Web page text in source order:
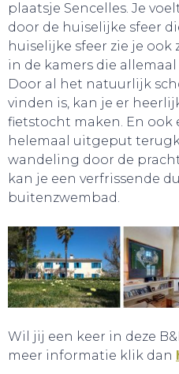
SLAAP
plaatsje Sencelles. Je
door de huiselijke sfeer
huiselijke sfeer zie je
in de kamers die
Door al het natuurlijk
vinden is, kan je er
fietstocht maken. En ook
helemaal uitgeput
wandeling door de
kan je een verfrissende
buitenzwembad.
Wil jij een keer in deze
meer informatie klik dan